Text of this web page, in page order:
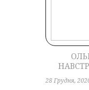
28 Грудня,